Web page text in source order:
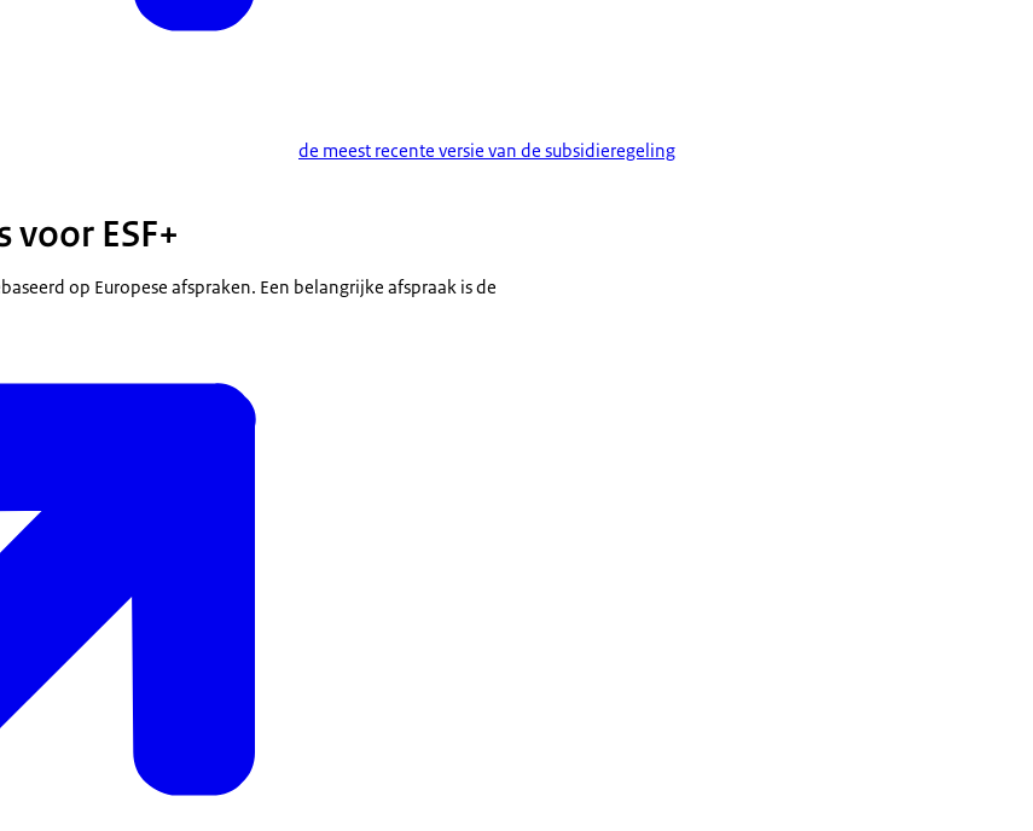
de meest recente versie van de subsidieregeling
voor ESF+
op Europese afspraken. Een belangrijke afspraak is de